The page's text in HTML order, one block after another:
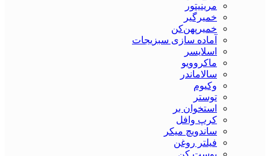
مرینیتور
خمیرگیر
خمیر‌پهن‌کن
آماده سازی سبزیجات
اسلایسر
ماکروویو
سالاماندر
وکیوم
توستر
استخوان بر
کرپ وافل
ساندویچ میکر
فیلتر روغن
پوست کن